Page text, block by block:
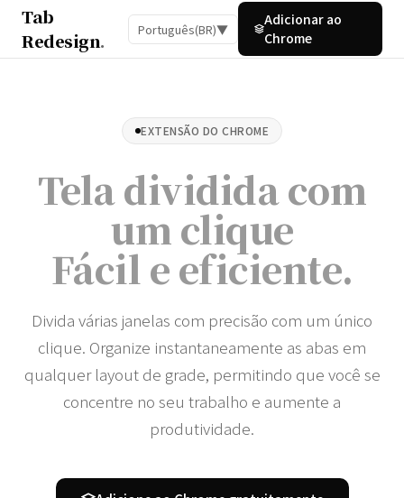
Tab
Redesign. Português(BR)▼
Adicionar ao
Chrome
EXTENSÃO DO CHROME
Tela dividida com
um clique
Fácil e eficiente.
Divida várias janelas com precisão com um único
clique. Organize instantaneamente as abas em
qualquer layout de grade, permitindo que você se
concentre no seu trabalho e aumente a
produtividade.